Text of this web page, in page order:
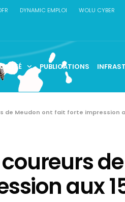
DYNAMIC EMPLOI WOLU CYBER
PUBLICATIONS
de Meudon ont fait forte impression
aux